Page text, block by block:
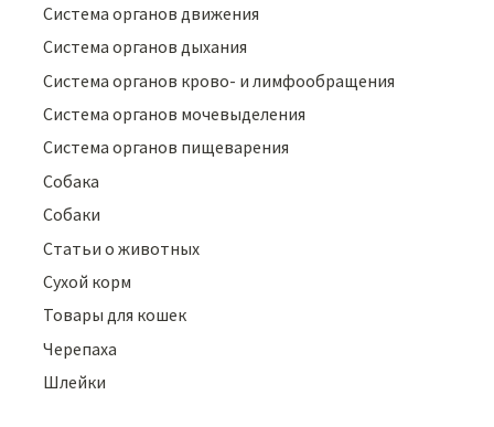
Система органов движения
Система органов дыхания
Система органов крово- и лимфообращения
Система органов мочевыделения
Система органов пищеварения
Собака
Собаки
Статьи о животных
Сухой корм
Товары для кошек
Черепаха
Шлейки